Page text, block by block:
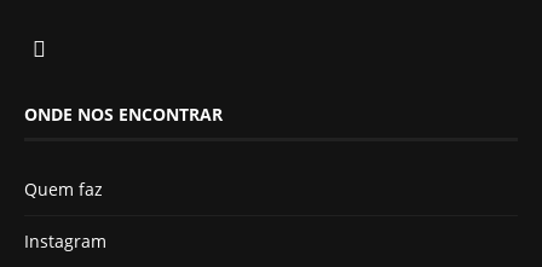
ONDE NOS ENCONTRAR
Quem faz
Instagram